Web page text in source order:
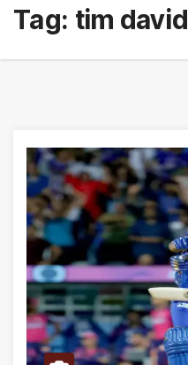
Tag: tim david